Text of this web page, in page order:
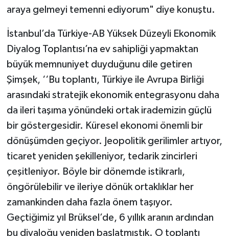
araya gelmeyi temenni ediyorum" diye konuştu.
İstanbul’da Türkiye-AB Yüksek Düzeyli Ekonomik
Diyalog Toplantısı’na ev sahipliği yapmaktan
büyük memnuniyet duyduğunu dile getiren
Şimşek, ‘‘Bu toplantı, Türkiye ile Avrupa Birliği
arasındaki stratejik ekonomik entegrasyonu daha
da ileri taşıma yönündeki ortak irademizin güçlü
bir göstergesidir. Küresel ekonomi önemli bir
dönüşümden geçiyor. Jeopolitik gerilimler artıyor,
ticaret yeniden şekilleniyor, tedarik zincirleri
çeşitleniyor. Böyle bir dönemde istikrarlı,
öngörülebilir ve ileriye dönük ortaklıklar her
zamankinden daha fazla önem taşıyor.
Geçtiğimiz yıl Brüksel’de, 6 yıllık aranın ardından
bu diyaloğu yeniden başlatmıştık. O toplantı